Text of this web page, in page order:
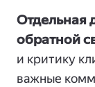
Отдельная
обратной
и критику
важные